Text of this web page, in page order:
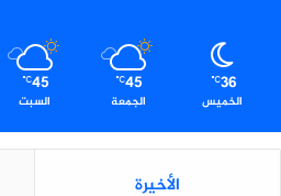
36
℃
الخميس
45
℃
الجمعة
45
℃
السبت
الأخيرة